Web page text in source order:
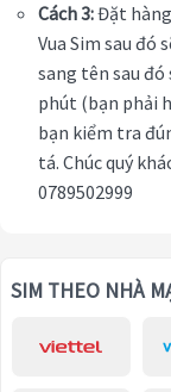
Cách 3:Đặt
Vua Sim sau đó
sang tên sau đó
phút (bạn phải
bạn kiểm tra
tá. Chúc quý
0789502999
SIM THEO NHÀ